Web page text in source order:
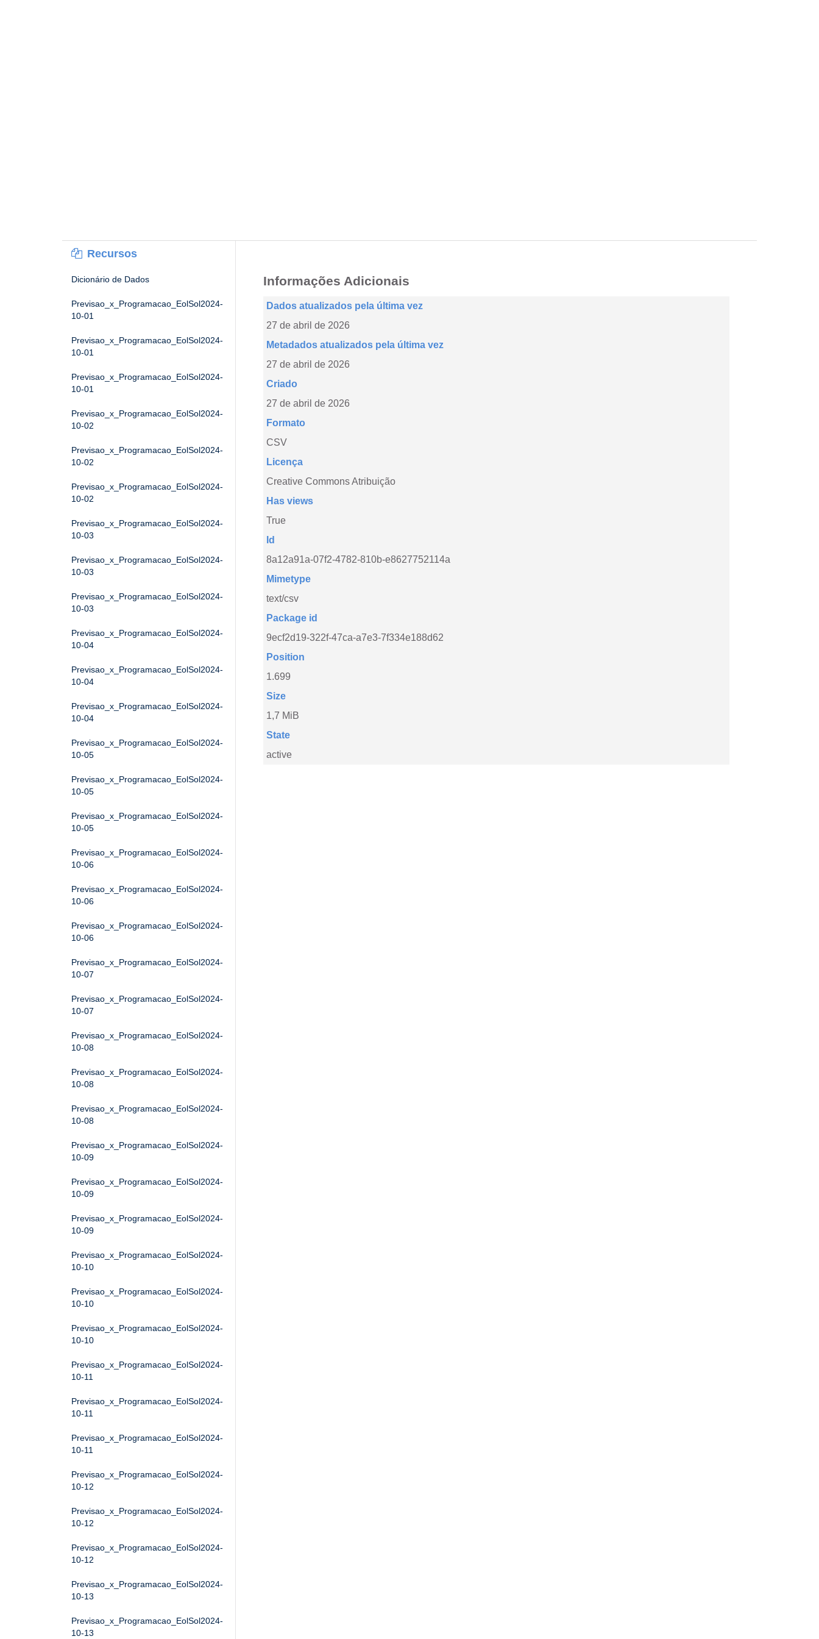
Recursos
Dicionário de Dados
Previsao_x_Programacao_EolSol2024-
10-01
Previsao_x_Programacao_EolSol2024-
10-01
Previsao_x_Programacao_EolSol2024-
10-01
Previsao_x_Programacao_EolSol2024-
10-02
Previsao_x_Programacao_EolSol2024-
10-02
Previsao_x_Programacao_EolSol2024-
10-02
Previsao_x_Programacao_EolSol2024-
10-03
Previsao_x_Programacao_EolSol2024-
10-03
Previsao_x_Programacao_EolSol2024-
10-03
Previsao_x_Programacao_EolSol2024-
10-04
Previsao_x_Programacao_EolSol2024-
10-04
Previsao_x_Programacao_EolSol2024-
10-04
Previsao_x_Programacao_EolSol2024-
10-05
Previsao_x_Programacao_EolSol2024-
10-05
Previsao_x_Programacao_EolSol2024-
10-05
Previsao_x_Programacao_EolSol2024-
10-06
Previsao_x_Programacao_EolSol2024-
10-06
Previsao_x_Programacao_EolSol2024-
10-06
Previsao_x_Programacao_EolSol2024-
10-07
Previsao_x_Programacao_EolSol2024-
10-07
Previsao_x_Programacao_EolSol2024-
10-08
Previsao_x_Programacao_EolSol2024-
10-08
Previsao_x_Programacao_EolSol2024-
10-08
Previsao_x_Programacao_EolSol2024-
10-09
Previsao_x_Programacao_EolSol2024-
10-09
Previsao_x_Programacao_EolSol2024-
10-09
Previsao_x_Programacao_EolSol2024-
10-10
Previsao_x_Programacao_EolSol2024-
10-10
Previsao_x_Programacao_EolSol2024-
10-10
Previsao_x_Programacao_EolSol2024-
10-11
Previsao_x_Programacao_EolSol2024-
10-11
Previsao_x_Programacao_EolSol2024-
10-11
Previsao_x_Programacao_EolSol2024-
10-12
Previsao_x_Programacao_EolSol2024-
10-12
Previsao_x_Programacao_EolSol2024-
10-12
Previsao_x_Programacao_EolSol2024-
10-13
Previsao_x_Programacao_EolSol2024-
10-13
Informações Adicionais
Dados atualizados pela última vez
27 de abril de 2026
Metadados atualizados pela última vez
27 de abril de 2026
Criado
27 de abril de 2026
Formato
CSV
Licença
Creative Commons Atribuição
Has views
True
Id
8a12a91a-07f2-4782-810b-e8627752114a
Mimetype
text/csv
Package id
9ecf2d19-322f-47ca-a7e3-7f334e188d62
Position
1.699
Size
1,7 MiB
State
active